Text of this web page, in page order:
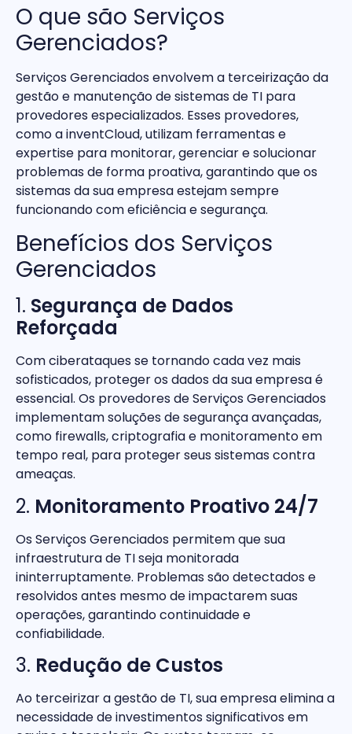
O que são Serviços
Gerenciados?
Serviços Gerenciados envolvem a terceirização da
gestão e manutenção de sistemas de TI para
provedores especializados. Esses provedores,
como a inventCloud, utilizam ferramentas e
expertise para monitorar, gerenciar e solucionar
problemas de forma proativa, garantindo que os
sistemas da sua empresa estejam sempre
funcionando com eficiência e segurança.
Benefícios dos Serviços
Gerenciados
1. Segurança de Dados
Reforçada
Com ciberataques se tornando cada vez mais
sofisticados, proteger os dados da sua empresa é
essencial. Os provedores de Serviços Gerenciados
implementam soluções de segurança avançadas,
como firewalls, criptografia e monitoramento em
tempo real, para proteger seus sistemas contra
ameaças.
2. Monitoramento Proativo 24/7
Os Serviços Gerenciados permitem que sua
infraestrutura de TI seja monitorada
ininterruptamente. Problemas são detectados e
resolvidos antes mesmo de impactarem suas
operações, garantindo continuidade e
confiabilidade.
3. Redução de Custos
Ao terceirizar a gestão de TI, sua empresa elimina a
necessidade de investimentos significativos em